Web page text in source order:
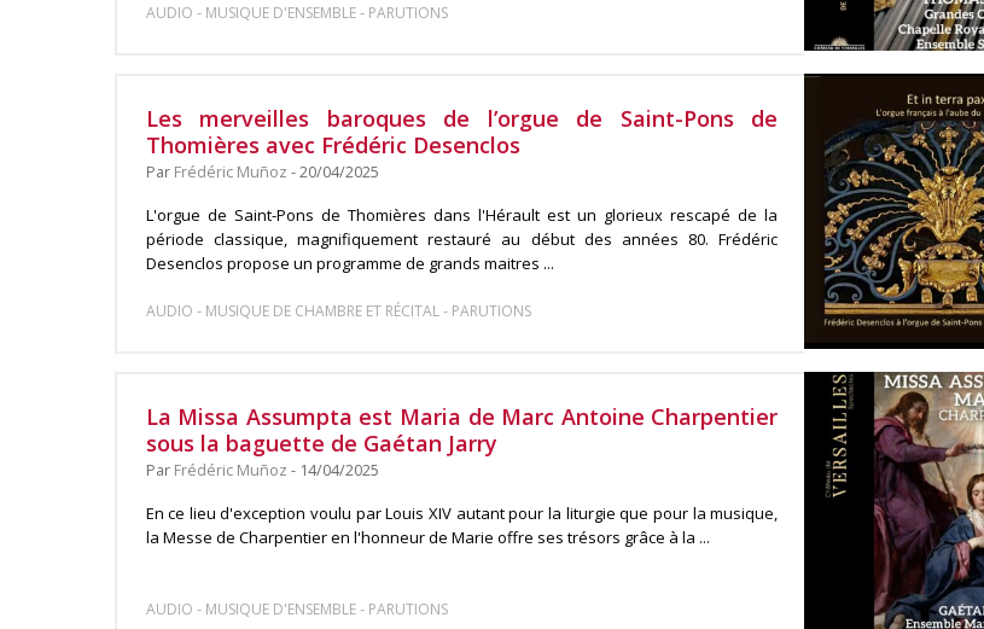
AUDIO - MUSIQUE D'ENSEMBLE- PARUTIONS
Les merveilles baroques de l’orgue de Saint-Pons de
Thomières avec Frédéric Desenclos
Par Frédéric Muñoz - 20/04/2025
L'orgue de Saint-Pons de Thomières dans l'Hérault est un glorieux rescapé de la
période classique, magnifiquement restauré au début des années 80. Frédéric
Desenclos propose un programme de grands maitres ...
AUDIO - MUSIQUE DE CHAMBRE ET RÉCITAL- PARUTIONS
La Missa Assumpta est Maria de Marc Antoine Charpentier
sous la baguette de Gaétan Jarry
Par Frédéric Muñoz - 14/04/2025
En ce lieu d'exception voulu par Louis XIV autant pour la liturgie que pour la musique,
la Messe de Charpentier en l'honneur de Marie offre ses trésors grâce à la ...
AUDIO - MUSIQUE D'ENSEMBLE- PARUTIONS